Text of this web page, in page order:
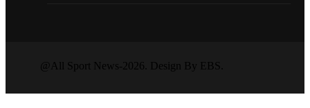
@All Sport News-2026. Design By EBS.